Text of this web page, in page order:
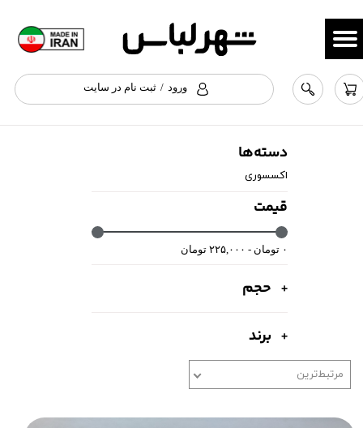
ورود / ثبت نام در سایت
حساب کاربری من
تغییر گذر واژه
سفارشات
خروج از حساب کاربری
دسته‌ها
اکسسوری
قیمت
۰ تومان - ۲۲۵,۰۰۰ تومان
حجم
برند
مرتبط‌ترین